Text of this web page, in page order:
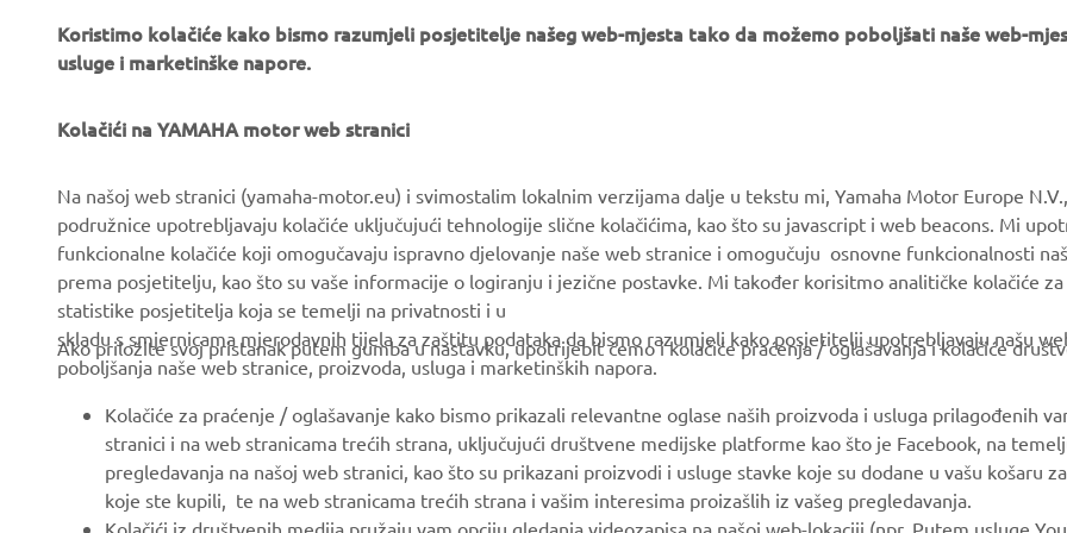
About us
Events
Press
Working at Yamaha
Become a Dealer
Human Rights Policy
eBike systems
Authorities & Police
Golfcourses
First responders
Robotics
Partnerships
Technical information for
MyYamaha
Yamaha Motor Global
Parts Catalogue
Koristimo kolačiće kako bismo razumjeli posjetitelje našeg web-mjesta tako da možemo poboljšati naše web-
usluge i marketinške napore.
Kolačići na YAMAHA motor web stranici
Na našoj web stranici (yamaha-motor.eu) i svimostalim lokalnim verzijama dalje u tekstu mi, Yamaha Motor Europe
podružnice upotrebljavaju kolačiće uključujući tehnologije slične kolačićima, kao što su javascript i web beacons. Mi
funkcionalne kolačiće koji omogučavaju ispravno djelovanje naše web stranice i omogučuju osnovne funkcionalnosti
prema posjetitelju, kao što su vaše informacije o logiranju i jezične postavke. Mi također korisitmo analitičke kolačiće
statistike posjetitelja koja se temelji na privatnosti i u
skladu s smjernicama mjerodavnih tijela za zaštitu podataka da bismo razumjeli kako posjetitelji upotrebljavaju našu
poboljšanja naše web stranice, proizvoda, usluga i marketinških napora.
Ako priložite svoj pristanak putem gumba u nastavku, upotrijebit ćemo i kolačiće praćenja / oglašavanja i kolačiće
Kolačiće za praćenje / oglašavanje kako bismo prikazali relevantne oglase naših proizvoda i usluga prilagođenih
stranici i na web stranicama trećih strana, uključujući društvene medijske platforme kao što je Facebook, na
pregledavanja na našoj web stranici, kao što su prikazani proizvodi i usluge stavke koje su dodane u vašu košaru
koje ste kupili, te na web stranicama trećih strana i vašim interesima proizašlih iz vašeg pregledavanja.
Kolačići iz društvenih medija pružaju vam opciju gledanja videozapisa na našoj web-lokaciji (npr. Putem usluge